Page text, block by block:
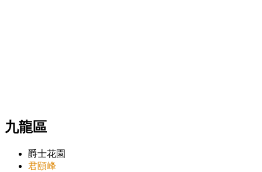
九龍區
爵士花園
君頤峰